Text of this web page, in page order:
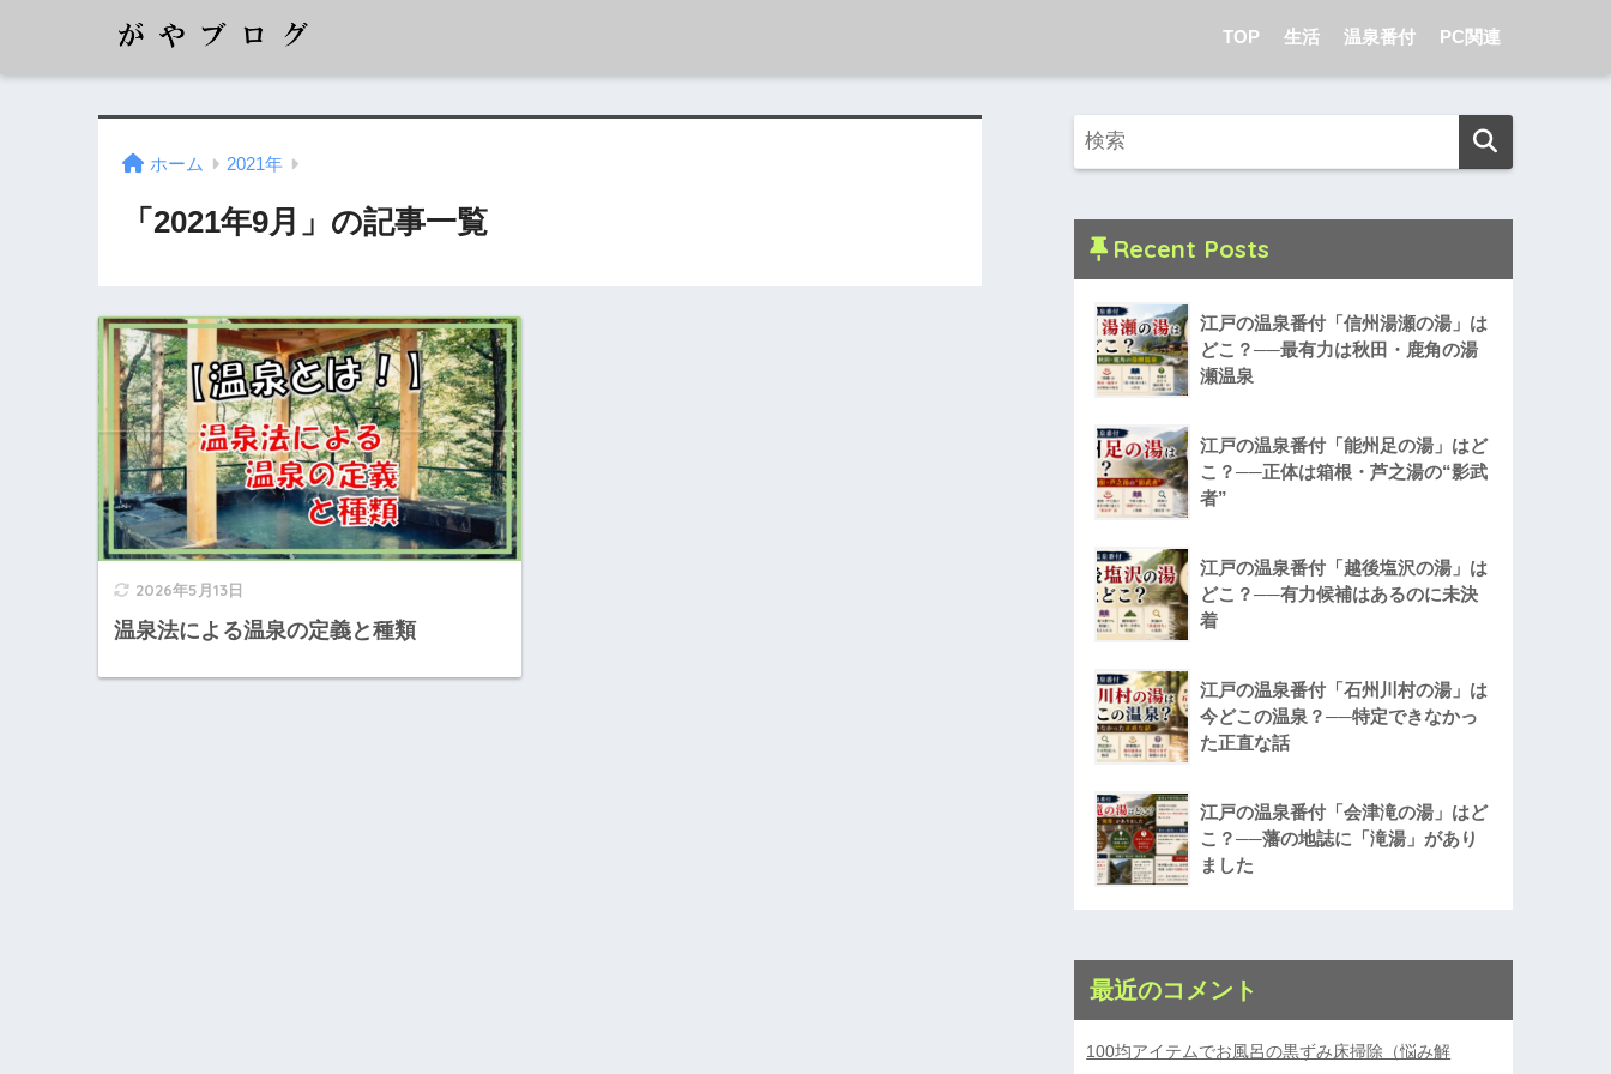
TOP 生活 温泉番付 PC関連
ホーム 2021年
「2021年9月」の記事一覧
2026年5月13日
温泉法による温泉の定義と種類
Recent Posts
江戸の温泉番付「信州湯瀬の湯」は
どこ？──最有力は秋田・鹿角の湯
瀬温泉
江戸の温泉番付「能州足の湯」はど
こ？──正体は箱根・芦之湯の“影武
者”
江戸の温泉番付「越後塩沢の湯」は
どこ？──有力候補はあるのに未決
着
江戸の温泉番付「石州川村の湯」は
今どこの温泉？──特定できなかっ
た正直な話
江戸の温泉番付「会津滝の湯」はど
こ？──藩の地誌に「滝湯」があり
ました
最近のコメント
100均アイテムでお風呂の黒ずみ床掃除（悩み解